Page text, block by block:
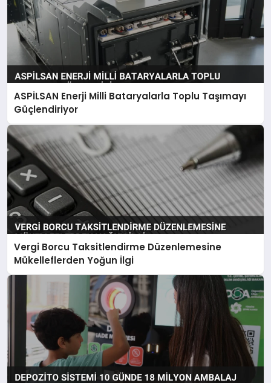
ASPİLSAN Enerji Milli Bataryalarla Toplu Taşımayı
Güçlendiriyor
Vergi Borcu Taksitlendirme Düzenlemesine
Mükelleflerden Yoğun İlgi